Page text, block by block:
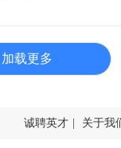
加载更多
诚聘英才 关于我